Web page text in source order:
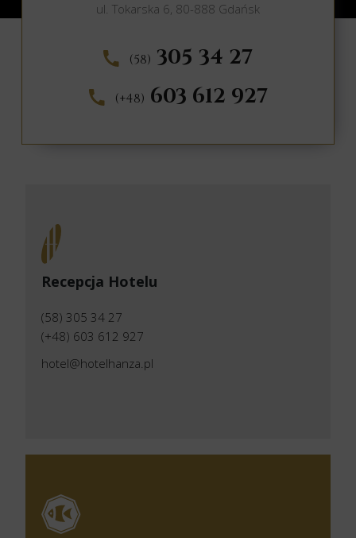
ul. Tokarska 6, 80-888 Gdańsk
(58) 305 34 27
(+48) 603 612 927
Recepcja Hotelu
(58) 305 34 27
(+48) 603 612 927
hotel@hotelhanza.pl